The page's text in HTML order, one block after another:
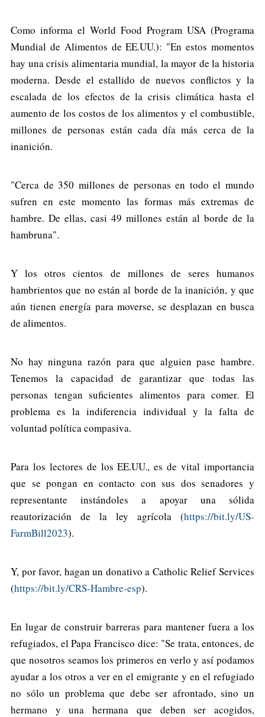
Como informa el World Food Program USA (Programa
Mundial de Alimentos de EE.UU.): "En estos momentos
hay una crisis alimentaria mundial, la mayor de la historia
moderna. Desde el estallido de nuevos conflictos y la
escalada de los efectos de la crisis climática hasta el
aumento de los costos de los alimentos y el combustible,
millones de personas están cada día más cerca de la
inanición.
"Cerca de 350 millones de personas en todo el mundo
sufren en este momento las formas más extremas de
hambre. De ellas, casi 49 millones están al borde de la
hambruna".
Y los otros cientos de millones de seres humanos
hambrientos que no están al borde de la inanición, y que
aún tienen energía para moverse, se desplazan en busca
de alimentos.
No hay ninguna razón para que alguien pase hambre.
Tenemos la capacidad de garantizar que todas las
personas tengan suficientes alimentos para comer. El
problema es la indiferencia individual y la falta de
voluntad política compasiva.
Para los lectores de los EE.UU., es de vital importancia
que se pongan en contacto con sus dos senadores y
representante instándoles a apoyar una sólida
reautorización de la ley agrícola (https://bit.ly/US-
FarmBill2023).
Y, por favor, hagan un donativo a Catholic Relief Services
(https://bit.ly/CRS-Hambre-esp).
En lugar de construir barreras para mantener fuera a los
refugiados, el Papa Francisco dice: "Se trata, entonces, de
que nosotros seamos los primeros en verlo y así podamos
ayudar a los otros a ver en el emigrante y en el refugiado
no sólo un problema que debe ser afrontado, sino un
hermano y una hermana que deben ser acogidos,